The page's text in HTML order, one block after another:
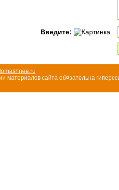
Введите:
материалов сайта об¤зательна